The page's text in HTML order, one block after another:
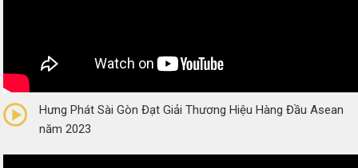
(0 Reviews)
Hưng Phát Sài Gòn Đạt Giải Thương Hiệu Hàng Đầu Asean
năm 2023